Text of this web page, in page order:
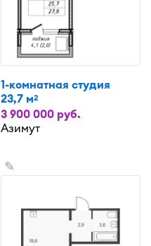
1-комнатная студия
23,7 м2
3 900 000 руб.
Азимут
✎